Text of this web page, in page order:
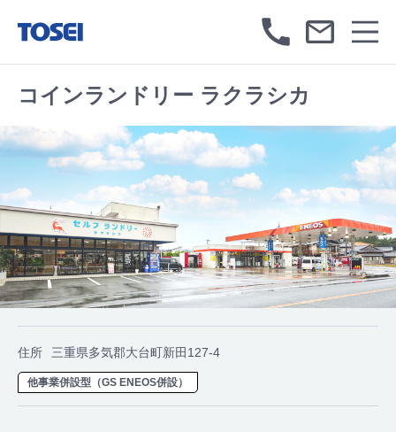
コインランドリー ラクラシカ
住所 三重県多気郡大台町新田127-4
他事業併設型（GS ENEOS併設）